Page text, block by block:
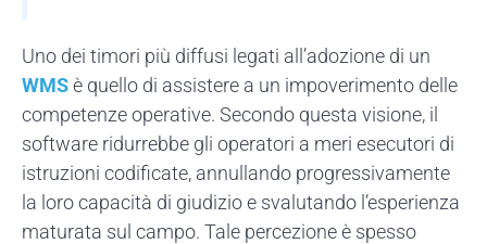
Uno dei timori più diffusi legati all’adozione di un
WMSè quello di assistere a un impoverimento delle
competenze operative. Secondo questa visione, il
software ridurrebbe gli operatori a meri esecutori di
istruzioni codificate, annullando progressivamente
la loro capacità di giudizio e svalutando l’esperienza
maturata sul campo. Tale percezione è spesso